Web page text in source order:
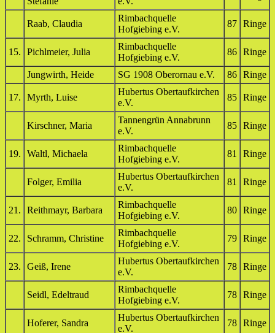
Raab, Claudia
Rimbachquelle
Hofgiebing e.V.
87 Ringe
15. Pichlmeier, Julia
Rimbachquelle
Hofgiebing e.V.
86 Ringe
Jungwirth, Heide SG 1908 Oberornau e.V. 86 Ringe
17. Myrth, Luise
Hubertus Obertaufkirchen
e.V.
85 Ringe
Kirschner, Maria
Tannengrün Annabrunn
e.V.
85 Ringe
19. Waltl, Michaela
Rimbachquelle
Hofgiebing e.V.
81 Ringe
Folger, Emilia
Hubertus Obertaufkirchen
e.V.
81 Ringe
21. Reithmayr, Barbara
Rimbachquelle
Hofgiebing e.V.
80 Ringe
22. Schramm, Christine
Rimbachquelle
Hofgiebing e.V.
79 Ringe
23. Geiß, Irene
Hubertus Obertaufkirchen
e.V.
78 Ringe
Seidl, Edeltraud
Rimbachquelle
Hofgiebing e.V.
78 Ringe
Hoferer, Sandra
Hubertus Obertaufkirchen
e.V.
78 Ringe